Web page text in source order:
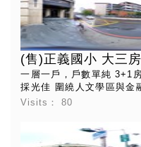
(售)正義國小 大三房
一層一戶，戶數單純 3+1
採光佳 圍繞人文學區與金
八達 大同市場，力行市場
Visits：80